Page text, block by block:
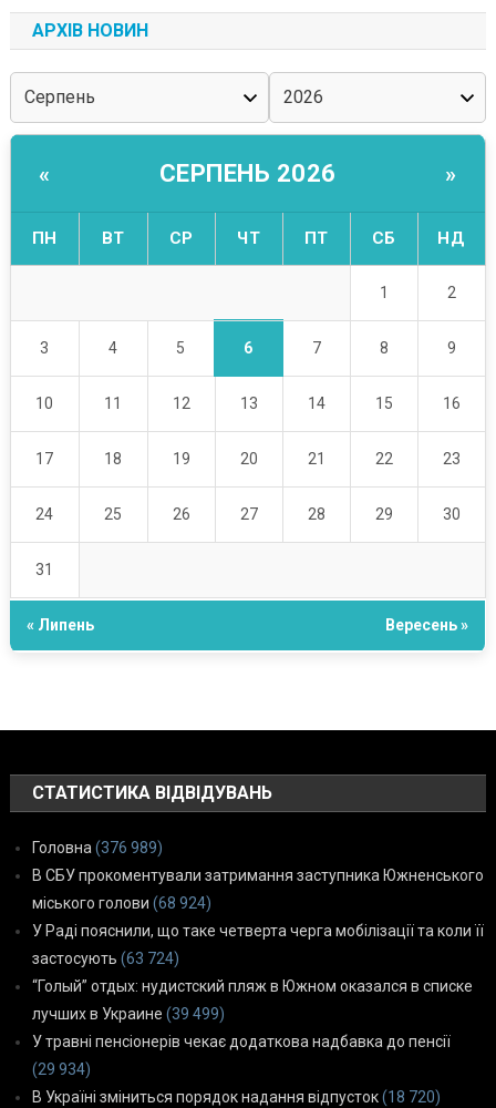
АРХІВ НОВИН
« СЕРПЕНЬ 2026 »
ПН ВТ СР ЧТ ПТ СБ НД
1 2
3 4 5 6 7 8 9
10 11 12 13 14 15 16
17 18 19 20 21 22 23
24 25 26 27 28 29 30
31
« Липень Вересень »
СТАТИСТИКА ВІДВІДУВАНЬ
Головна(376 989)
В СБУ прокоментували затримання заступника Южненського
міського голови (68 924)
У Раді пояснили, що таке четверта черга мобілізації та коли її
застосують (63 724)
“Голый” отдых: нудистский пляж в Южном оказался в списке
лучших в Украине (39 499)
У травні пенсіонерів чекає додаткова надбавка до пенсії
(29 934)
В Україні зміниться порядок надання відпусток(18 720)